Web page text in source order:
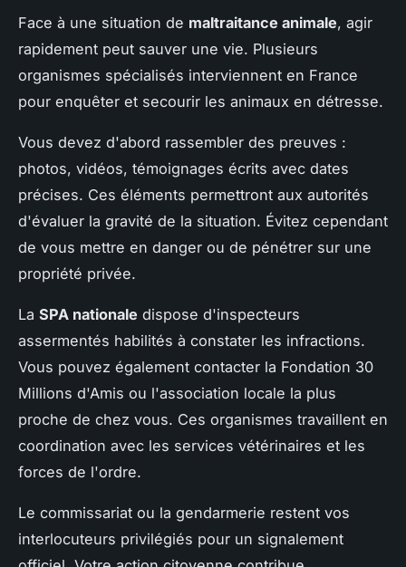
Face à une situation de maltraitance animale, agir
rapidement peut sauver une vie. Plusieurs
organismes spécialisés interviennent en France
pour enquêter et secourir les animaux en détresse.
Vous devez d'abord rassembler des preuves :
photos, vidéos, témoignages écrits avec dates
précises. Ces éléments permettront aux autorités
d'évaluer la gravité de la situation. Évitez cependant
de vous mettre en danger ou de pénétrer sur une
propriété privée.
La SPA nationale dispose d'inspecteurs
assermentés habilités à constater les infractions.
Vous pouvez également contacter la Fondation 30
Millions d'Amis ou l'association locale la plus
proche de chez vous. Ces organismes travaillent en
coordination avec les services vétérinaires et les
forces de l'ordre.
Le commissariat ou la gendarmerie restent vos
interlocuteurs privilégiés pour un signalement